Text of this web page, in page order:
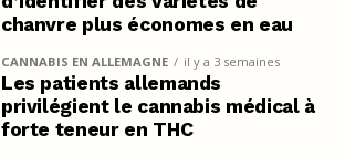
chanvre plus économes en eau
CANNABIS EN ALLEMAGNE il y a 3 semaines
Les patients allemands
privilégient le cannabis médical à
forte teneur en THC